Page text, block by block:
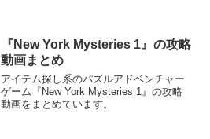
『New York Mysteries 1』の攻略
動画まとめ
アイテム探し系のパズルアドベンチャー
ゲーム『New York Mysteries 1』の攻略
動画をまとめています。